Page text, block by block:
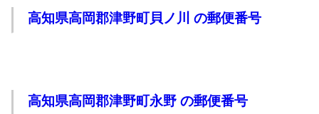
高知県高岡郡津野町貝ノ川 の郵便番号
高知県高岡郡津野町永野 の郵便番号